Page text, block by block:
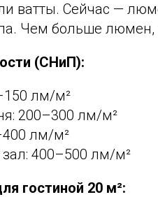
ватты. Сейчас —
Чем больше люмен,
(СНиП):
лм/м²
200–300 лм/м²
лм/м²
400–500 лм/м²
гостиной 20 м²: